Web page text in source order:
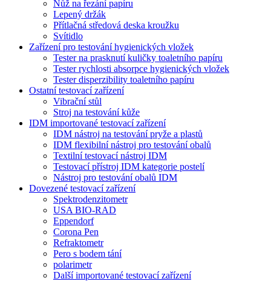
Nůž na řezání papíru
Lepený držák
Přítlačná středová deska kroužku
Svítidlo
Zařízení pro testování hygienických vložek
Tester na prasknutí kuličky toaletního papíru
Tester rychlosti absorpce hygienických vložek
Tester disperzibility toaletního papíru
Ostatní testovací zařízení
Vibrační stůl
Stroj na testování kůže
IDM importované testovací zařízení
IDM nástroj na testování pryže a plastů
IDM flexibilní nástroj pro testování obalů
Textilní testovací nástroj IDM
Testovací přístroj IDM kategorie postelí
Nástroj pro testování obalů IDM
Dovezené testovací zařízení
Spektrodenzitometr
USA BIO-RAD
Eppendorf
Corona Pen
Refraktometr
Pero s bodem tání
polarimetr
Další importované testovací zařízení